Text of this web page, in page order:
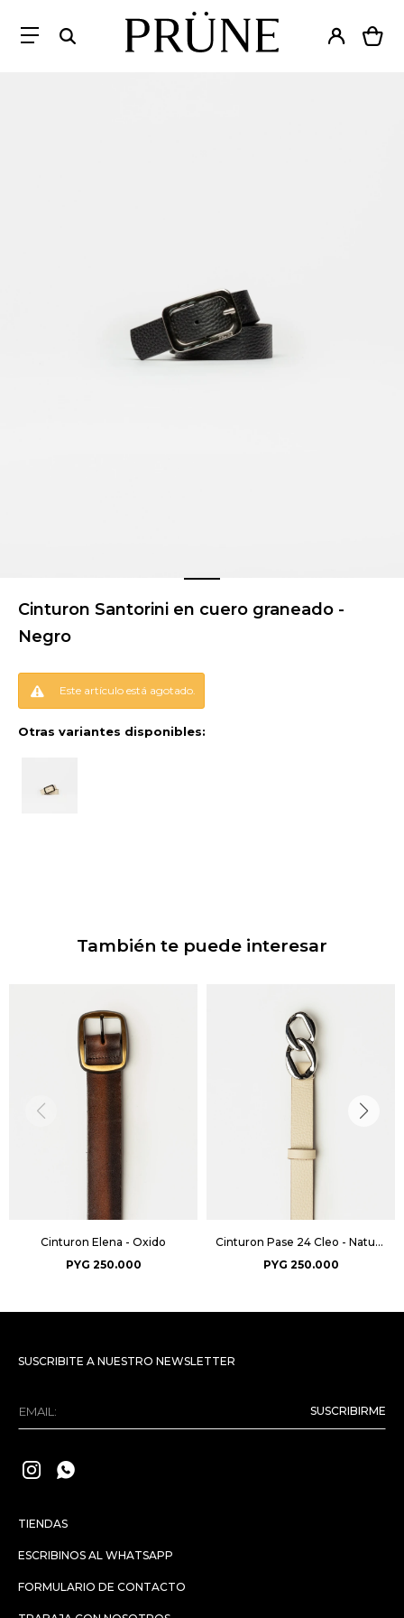
Cinturon Santorini en cuero graneado -
Negro
Este artículo está agotado.
Otras variantes disponibles:
También te puede interesar
Cinturon Elena - Oxido
PYG 250.000
Cinturon Pase 24 Cleo - Natural
PYG 250.000
TIENDAS
ESCRIBINOS AL WHATSAPP
FORMULARIO DE CONTACTO
SUSCRIBITE A NUESTRO NEWSLETTER
SUSCRIBIRME
 